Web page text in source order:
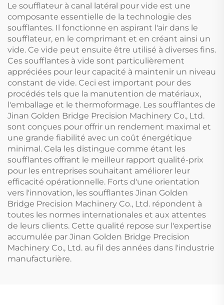
Le soufflateur à canal latéral pour vide est une
composante essentielle de la technologie des
soufflantes. Il fonctionne en aspirant l'air dans le
soufflateur, en le comprimant et en créant ainsi un
vide. Ce vide peut ensuite être utilisé à diverses fins.
Ces soufflantes à vide sont particulièrement
appréciées pour leur capacité à maintenir un niveau
constant de vide. Ceci est important pour des
procédés tels que la manutention de matériaux,
l'emballage et le thermoformage. Les soufflantes de
Jinan Golden Bridge Precision Machinery Co., Ltd.
sont conçues pour offrir un rendement maximal et
une grande fiabilité avec un coût énergétique
minimal. Cela les distingue comme étant les
soufflantes offrant le meilleur rapport qualité-prix
pour les entreprises souhaitant améliorer leur
efficacité opérationnelle. Forts d'une orientation
vers l'innovation, les soufflantes Jinan Golden
Bridge Precision Machinery Co., Ltd. répondent à
toutes les normes internationales et aux attentes
de leurs clients. Cette qualité repose sur l'expertise
accumulée par Jinan Golden Bridge Precision
Machinery Co., Ltd. au fil des années dans l'industrie
manufacturière.